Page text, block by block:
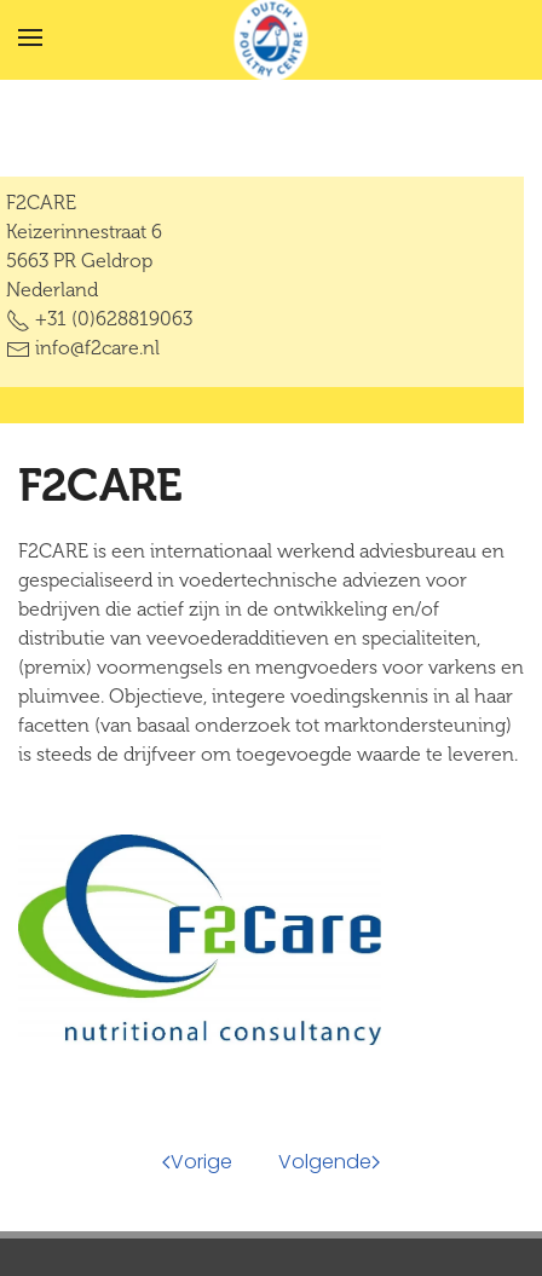
Terug naar hoofdinhoud
F2CARE
Keizerinnestraat 6
5663 PR Geldrop
Nederland
+31 (0)628819063
info@f2care.nl
F2CARE
F2CARE is een internationaal werkend adviesbureau en
gespecialiseerd in voedertechnische adviezen voor
bedrijven die actief zijn in de ontwikkeling en/of
distributie van veevoederadditieven en specialiteiten,
(premix) voormengsels en mengvoeders voor varkens en
pluimvee. Objectieve, integere voedingskennis in al haar
facetten (van basaal onderzoek tot marktondersteuning)
is steeds de drijfveer om toegevoegde waarde te leveren.
Vorige Volgende